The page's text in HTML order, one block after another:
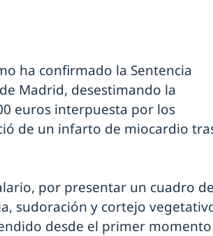
ha confirmado la Sentencia
Madrid, desestimando la
euros interpuesta por los
de un infarto de miocardio
por presentar un cuadro de
sudoración y cortejo
desde el primer momento